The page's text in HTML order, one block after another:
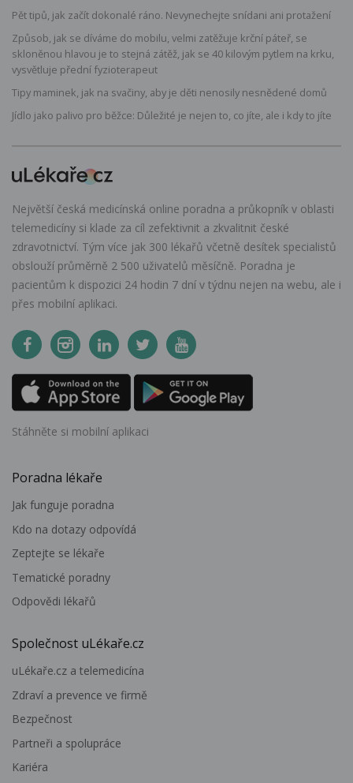
Pět tipů, jak začít dokonalé ráno. Nevynechejte snídani ani protažení
Způsob, jak se díváme do mobilu, velmi zatěžuje krční páteř, se
skloněnou hlavou je to stejná zátěž, jak se 40 kilovým pytlem na krku,
vysvětluje přední fyzioterapeut
Tipy maminek, jak na svačiny, aby je děti nenosily nesnědené domů
Jídlo jako palivo pro běžce: Důležité je nejen to, co jíte, ale i kdy to jíte
Největší česká medicínská online poradna a průkopník v oblasti
telemedicíny si klade za cíl zefektivnit a zkvalitnit české
zdravotnictví. Tým více jak 300 lékařů včetně desítek specialistů
obslouží průměrně 2 500 uživatelů měsíčně. Poradna je
pacientům k dispozici 24 hodin 7 dní v týdnu nejen na webu, ale i
přes mobilní aplikaci.
Stáhněte si mobilní aplikaci
Poradna lékaře
Jak funguje poradna
Kdo na dotazy odpovídá
Zeptejte se lékaře
Tematické poradny
Odpovědi lékařů
Společnost uLékaře.cz
uLékaře.cz a telemedicína
Zdraví a prevence ve firmě
Bezpečnost
Partneři a spolupráce
Kariéra